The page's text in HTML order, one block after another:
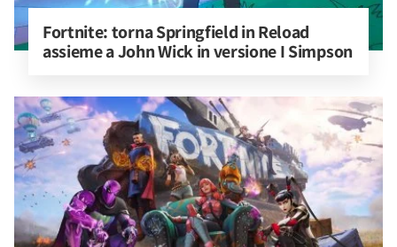
Fortnite: torna Springfield in Reload
assieme a John Wick in versione I Simpson